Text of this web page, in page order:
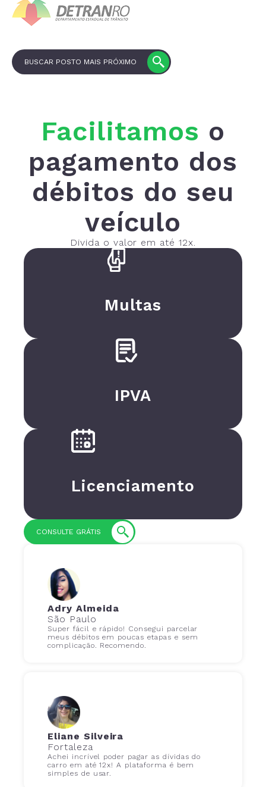
BUSCAR POSTO MAIS PRÓXIMO
Facilitamos o
pagamento dos
débitos do seu
veículo
Divida o valor em até 12x.
Multas
IPVA
Licenciamento
CONSULTE GRÁTIS
Adry Almeida
São Paulo
Super fácil e rápido! Consegui parcelar
meus débitos em poucas etapas e sem
complicação. Recomendo.
Eliane Silveira
Fortaleza
Achei incrível poder pagar as dívidas do
carro em até 12x! A plataforma é bem
simples de usar.